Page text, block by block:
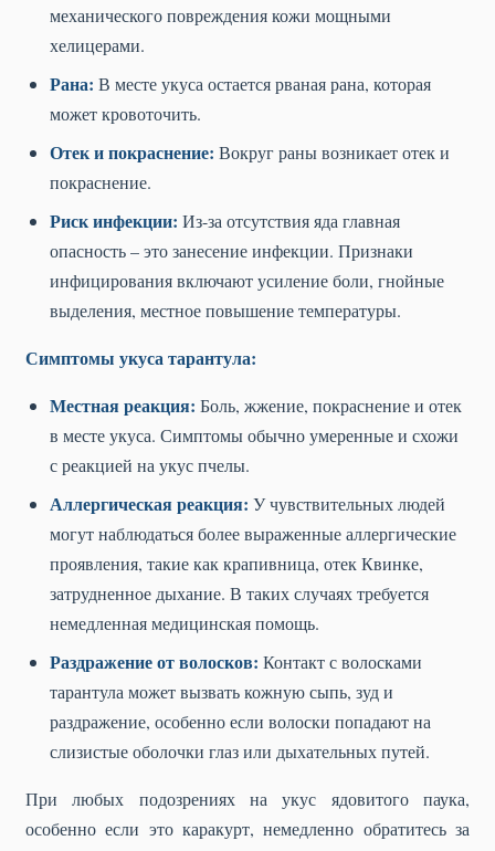
механического повреждения кожи мощными
хелицерами.
Рана: В месте укуса остается рваная рана, которая
может кровоточить.
Отек и покраснение: Вокруг раны возникает отек и
покраснение.
Риск инфекции: Из-за отсутствия яда главная
опасность – это занесение инфекции. Признаки
инфицирования включают усиление боли, гнойные
выделения, местное повышение температуры.
Симптомы укуса тарантула:
Местная реакция: Боль, жжение, покраснение и отек
в месте укуса. Симптомы обычно умеренные и схожи
с реакцией на укус пчелы.
Аллергическая реакция: У чувствительных людей
могут наблюдаться более выраженные аллергические
проявления, такие как крапивница, отек Квинке,
затрудненное дыхание. В таких случаях требуется
немедленная медицинская помощь.
Раздражение от волосков: Контакт с волосками
тарантула может вызвать кожную сыпь, зуд и
раздражение, особенно если волоски попадают на
слизистые оболочки глаз или дыхательных путей.
При любых подозрениях на укус ядовитого паука,
особенно если это каракурт, немедленно обратитесь за